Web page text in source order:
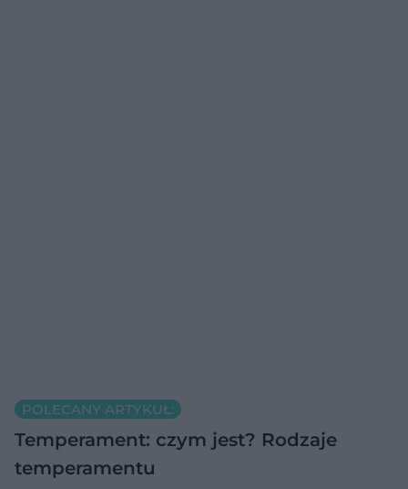
POLECANY ARTYKUŁ:
Temperament: czym jest? Rodzaje
temperamentu